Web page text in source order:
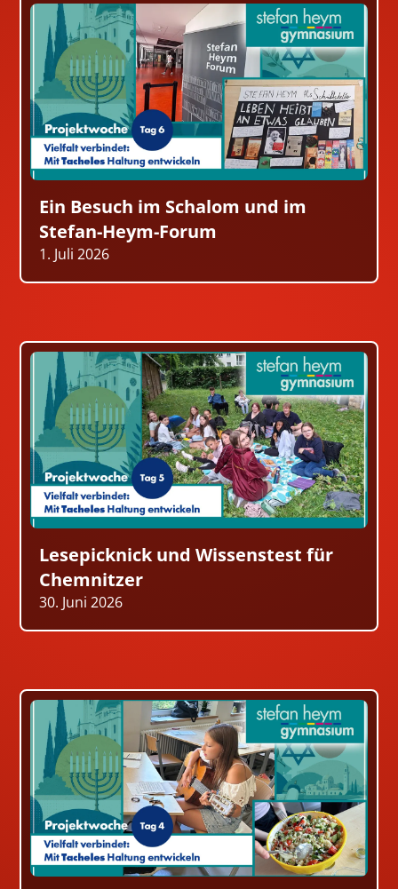
Ein Besuch im Schalom und im
Stefan-Heym-Forum
1. Juli 2026
Lesepicknick und Wissenstest für
Chemnitzer
30. Juni 2026